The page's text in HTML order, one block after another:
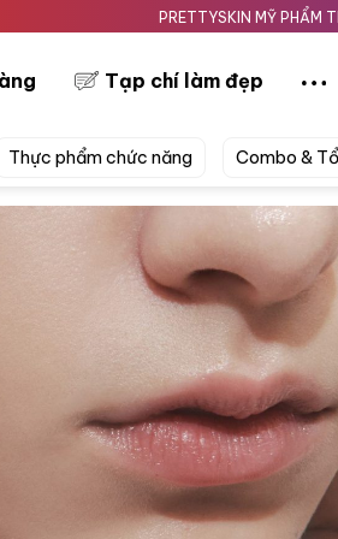
PRETTYSKIN MỸ PHẨM THUẦN
Tạp chí làm đẹp
Thực phẩm chức năng Combo &